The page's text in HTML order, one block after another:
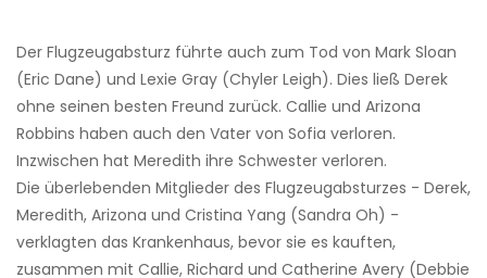
Der Flugzeugabsturz führte auch zum Tod von Mark Sloan
(Eric Dane) und Lexie Gray (Chyler Leigh). Dies ließ Derek
ohne seinen besten Freund zurück. Callie und Arizona
Robbins haben auch den Vater von Sofia verloren.
Inzwischen hat Meredith ihre Schwester verloren.
Die überlebenden Mitglieder des Flugzeugabsturzes - Derek,
Meredith, Arizona und Cristina Yang (Sandra Oh) -
verklagten das Krankenhaus, bevor sie es kauften,
zusammen mit Callie, Richard und Catherine Avery (Debbie